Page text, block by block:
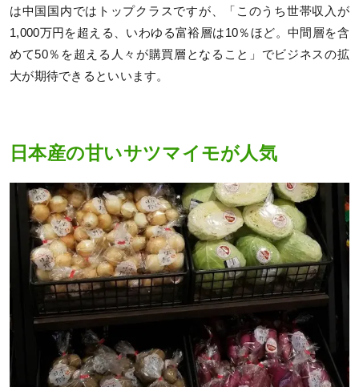
は中国国内ではトップクラスですが、「このうち世帯収入が
1,000万円を超える、いわゆる富裕層は10％ほど。中間層を含
めて50％を超える人々が購買層となること」でビジネスの拡
大が期待できるといいます。
日本産の甘いサツマイモが人気